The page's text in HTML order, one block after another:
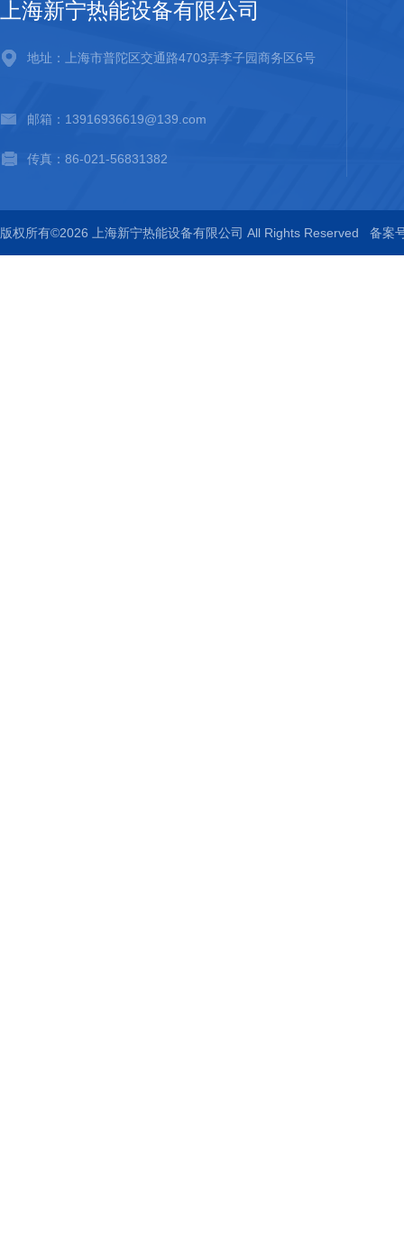
上海新宁热能设备有限公司
地址：上海市普陀区交通路4703弄李子园商务区6号
邮箱：13916936619@139.com
传真：86-021-56831382
版权所有©2026 上海新宁热能设备有限公司 All Rights Reserved 备案